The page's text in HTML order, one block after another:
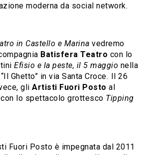
moderna da social network.
in Castello e Marina vedremo
Batisfera Teatro con lo
Efisio e la peste, il 5 maggio nella
Ghetto” in via Santa Croce. Il 26
gli Artisti Fuori Posto al
con lo spettacolo grottesco Tipping
Fuori Posto è impegnata dal 2011